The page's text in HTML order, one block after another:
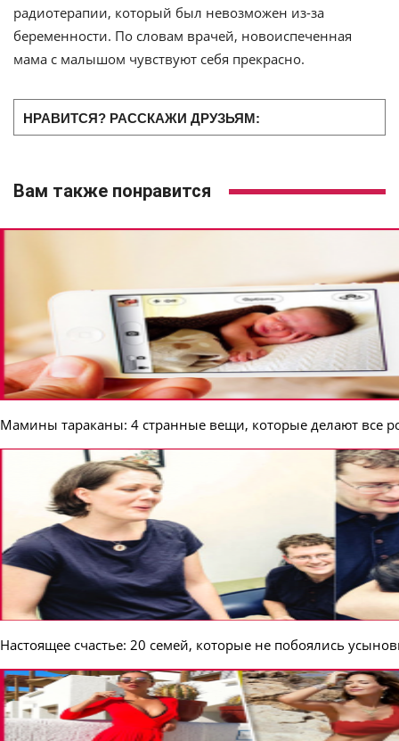
радиотерапии, который был невозможен из-за
беременности. По словам врачей, новоиспеченная
мама с малышом чувствуют себя прекрасно.
НРАВИТСЯ? РАССКАЖИ ДРУЗЬЯМ:
Вам также понравится
Мамины тараканы: 4 странные вещи, которые делают все
Настоящее счастье: 20 семей, которые не побоялись